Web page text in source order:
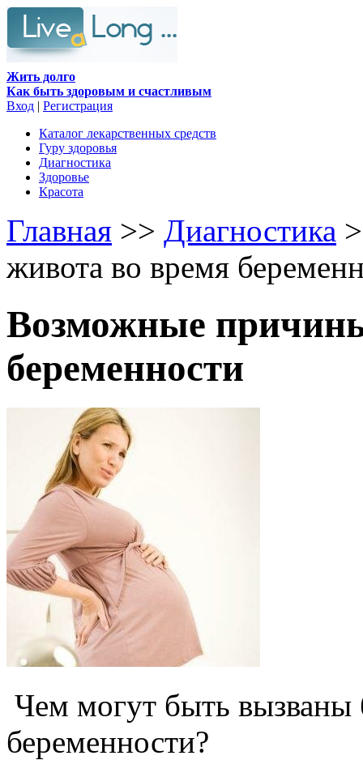
Жить долго
Как быть здоровым и счастливым
Вход | Регистрация
Каталог лекарственных средств
Гуру здоровья
Диагностика
Здоровье
Красота
Главная >> Диагностика
живота во время
Возможные
беременности
Чем могут быть вызваны
беременности?